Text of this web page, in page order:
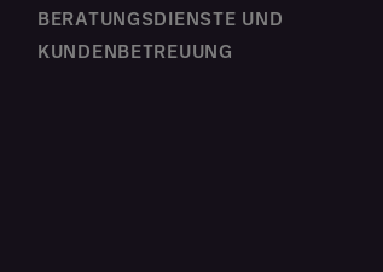
BERATUNGSDIENSTE UND
KUNDENBETREUUNG